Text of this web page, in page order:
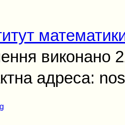
виконано
адреса: